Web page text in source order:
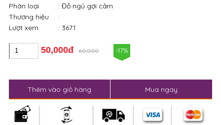
Phân loại
: Đồ ngủ gợi cảm
Thương hiệu
:
Lượt xem
: 3671
50,000đ 60,000 -17%
Thêm vào giỏ hàng Mua ngay